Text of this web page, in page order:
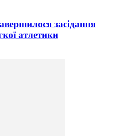
засідання
атлетики